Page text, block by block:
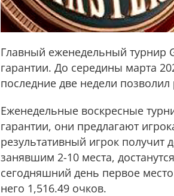
Главный еженедельный
гарантии. До середины марта
последние две недели
Еженедельные воскресные
гарантии, они предлагают
результативный игрок получит
занявшим 2-10 места,
сегодняшний день первое
него 1,516.49 очков.